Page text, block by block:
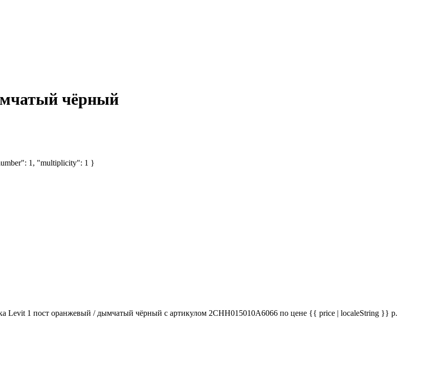
чёрный
1, "multiplicity": 1 }
Levit 1 пост оранжевый / дымчатый чёрный с артикулом 2CHH015010A6066 по цене {{ price | localeString }} р.